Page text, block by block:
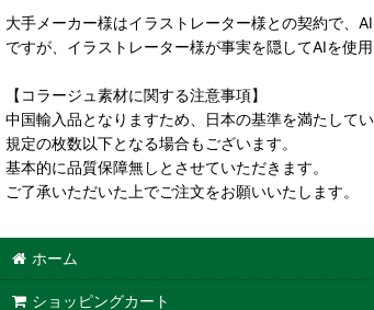
大手メーカー様はイラストレーター様との契約で、
ですが、イラストレーター様が事実を隠してAIを使
【コラージュ素材に関する注意事項】
中国輸入品となりますため、日本の基準を満たして
規定の枚数以下となる場合もございます。
基本的に品質保障無しとさせていただきます。
ご了承いただいた上でご注文をお願いいたします。
ホーム
ショッピングカート